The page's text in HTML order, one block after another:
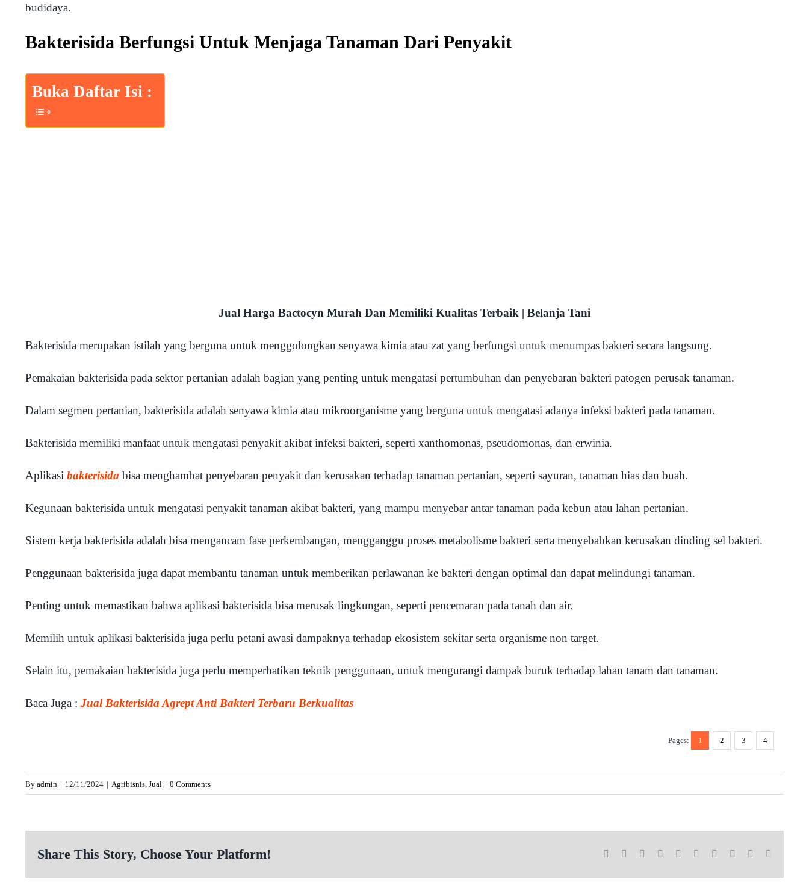
budidaya.
Bakterisida Berfungsi Untuk Menjaga Tanaman Dari Penyakit
Buka Daftar Isi :
Jual Harga Bactocyn Murah Dan Memiliki Kualitas Terbaik | Belanja Tani
Bakterisida merupakan istilah yang berguna untuk menggolongkan senyawa kimia atau zat yang berfungsi untuk menumpas bakteri secara langsung.
Pemakaian bakterisida pada sektor pertanian adalah bagian yang penting untuk mengatasi pertumbuhan dan penyebaran bakteri patogen perusak tanaman.
Dalam segmen pertanian, bakterisida adalah senyawa kimia atau mikroorganisme yang berguna untuk mengatasi adanya infeksi bakteri pada tanaman.
Bakterisida memiliki manfaat untuk mengatasi penyakit akibat infeksi bakteri, seperti xanthomonas, pseudomonas, dan erwinia.
Aplikasi bakterisida bisa menghambat penyebaran penyakit dan kerusakan terhadap tanaman pertanian, seperti sayuran, tanaman hias dan buah.
Kegunaan bakterisida untuk mengatasi penyakit tanaman akibat bakteri, yang mampu menyebar antar tanaman pada kebun atau lahan pertanian.
Sistem kerja bakterisida adalah bisa mengancam fase perkembangan, mengganggu proses metabolisme bakteri serta menyebabkan kerusakan dinding sel bakteri.
Penggunaan bakterisida juga dapat membantu tanaman untuk memberikan perlawanan ke bakteri dengan optimal dan dapat melindungi tanaman.
Penting untuk memastikan bahwa aplikasi bakterisida bisa merusak lingkungan, seperti pencemaran pada tanah dan air.
Memilih untuk aplikasi bakterisida juga perlu petani awasi dampaknya terhadap ekosistem sekitar serta organisme non target.
Selain itu, pemakaian bakterisida juga perlu memperhatikan teknik penggunaan, untuk mengurangi dampak buruk terhadap lahan tanam dan tanaman.
Baca Juga : Jual Bakterisida Agrept Anti Bakteri Terbaru Berkualitas
Pages: 1 2 3 4
By admin | 12/11/2024 | Agribisnis Jual | 0 Comments
Share This Story, Choose Your Platform! Facebook Reddit LinkedInWhatsApp
TumblrPinterest Xing